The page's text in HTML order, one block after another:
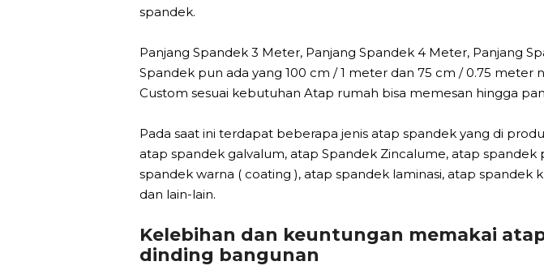
spandek.
Panjang Spandek 3 Meter, Panjang Spandek 4 Meter, Panjang
Spandek pun ada yang 100 cm / 1 meter dan 75 cm / 0.75
Custom sesuai kebutuhan Atap rumah bisa memesan hingga
Pada saat ini terdapat beberapa jenis atap spandek yang di
atap spandek galvalum, atap Spandek Zincalume, atap
spandek warna ( coating ), atap spandek laminasi, atap
dan lain-lain.
Kelebihan dan keuntungan memakai
dinding bangunan